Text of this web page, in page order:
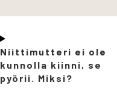
Niittimutteri ei ole
kunnolla kiinni, se
pyörii. Miksi?